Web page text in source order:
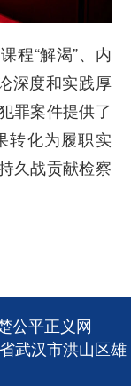
程“解渴”、内
深度和实践厚
罪案件提供了
转化为履职实
久战贡献检察
公平正义网
武汉市洪山区雄